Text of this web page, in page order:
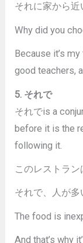
それに家から近
Why did you
Because it’s
good teachers,
5. それで
それでis a
before it is the
following it.
このレストラン
それで、人が多
The food is
And that’s why